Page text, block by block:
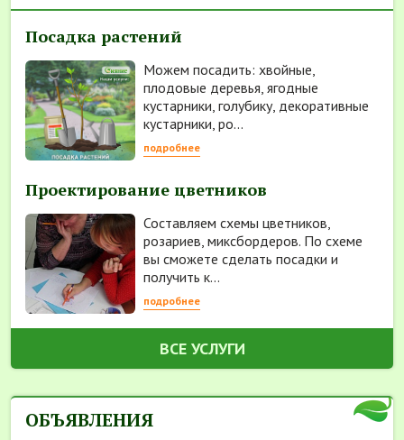
Посадка растений
Можем посадить: хвойные,
плодовые деревья, ягодные
кустарники, голубику, декоративные
кустарники, ро...
подробнее
Проектирование цветников
Составляем схемы цветников,
розариев, миксбордеров. По схеме
вы сможете сделать посадки и
получить к...
подробнее
ВСЕ УСЛУГИ
ОБЪЯВЛЕНИЯ